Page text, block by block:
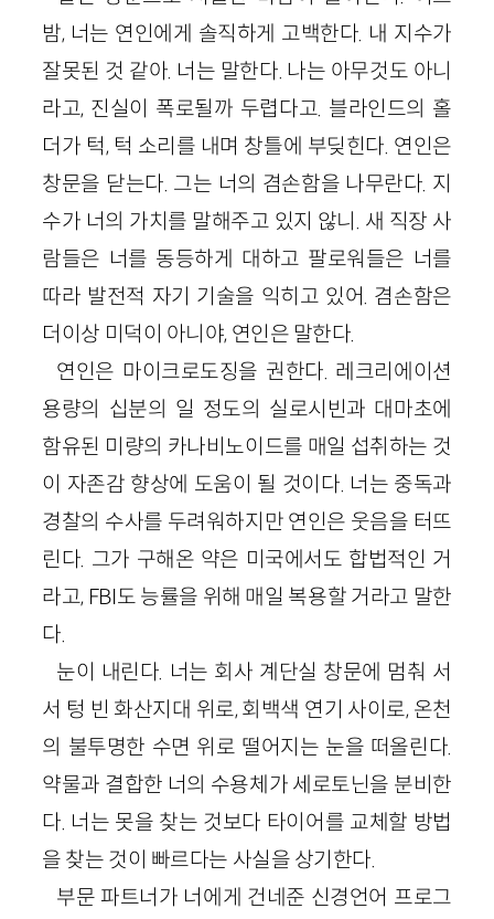
밤, 너는 연인에게 솔직하게 고백한다. 내 지수가
잘못된 것 같아. 너는 말한다. 나는 아무것도 아니
라고, 진실이 폭로될까 두렵다고. 블라인드의 홀
더가 턱, 턱 소리를 내며 창틀에 부딪힌다. 연인은
창문을 닫는다. 그는 너의 겸손함을 나무란다. 지
수가 너의 가치를 말해주고 있지 않니. 새 직장 사
람들은 너를 동등하게 대하고 팔로워들은 너를
따라 발전적 자기 기술을 익히고 있어. 겸손함은
더이상 미덕이 아니야, 연인은 말한다.
연인은 마이크로도징을 권한다. 레크리에이션
용량의 십분의 일 정도의 실로시빈과 대마초에
함유된 미량의 카나비노이드를 매일 섭취하는 것
이 자존감 향상에 도움이 될 것이다. 너는 중독과
경찰의 수사를 두려워하지만 연인은 웃음을 터뜨
린다. 그가 구해온 약은 미국에서도 합법적인 거
라고, FBI도 능률을 위해 매일 복용할 거라고 말한
다.
눈이 내린다. 너는 회사 계단실 창문에 멈춰 서
서 텅 빈 화산지대 위로, 회백색 연기 사이로, 온천
의 불투명한 수면 위로 떨어지는 눈을 떠올린다.
약물과 결합한 너의 수용체가 세로토닌을 분비한
다. 너는 못을 찾는 것보다 타이어를 교체할 방법
을 찾는 것이 빠르다는 사실을 상기한다.
부문 파트너가 너에게 건네준 신경언어 프로그